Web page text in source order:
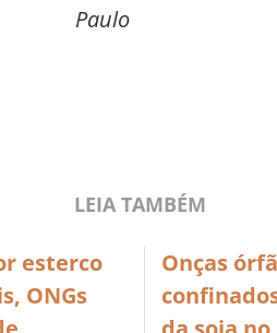
Paulo
LEIA TAMBÉM
esterco
ONGs
Onças